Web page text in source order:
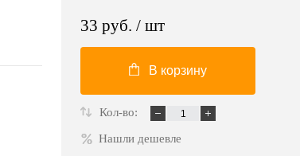
33 руб. / шт
В корзину
Кол-во:
Нашли дешевле